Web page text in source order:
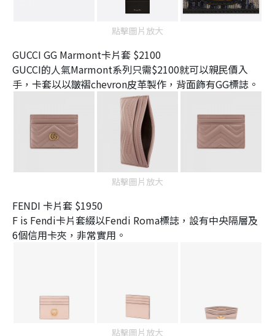
點擊圖片放大
GUCCI GG Marmont卡片套 $2100
GUCCI的人氣Marmont系列只需$2100就可以親民價入
手，卡套以以皺褶chevron皮革製作，背面飾有GG標誌。
點擊圖片放大
FENDI 卡片套 $1950
F is Fendi卡片套綴以Fendi Roma標誌，設有中央隔層及
6個信用卡夾，非常實用。
點擊圖片放大